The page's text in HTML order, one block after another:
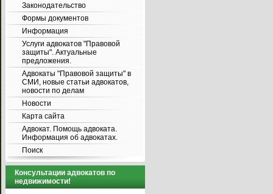
Законодательство
Формы документов
Информация
Услуги адвокатов "Правовой
защиты". Актуальные
предложения.
Адвокаты "Правовой защиты" в
СМИ, новые статьи адвокатов,
новости по делам
Новости
Карта сайта
Адвокат. Помощь адвоката.
Информация об адвокатах.
Поиск
Консультации адвокатов по
недвижимости!